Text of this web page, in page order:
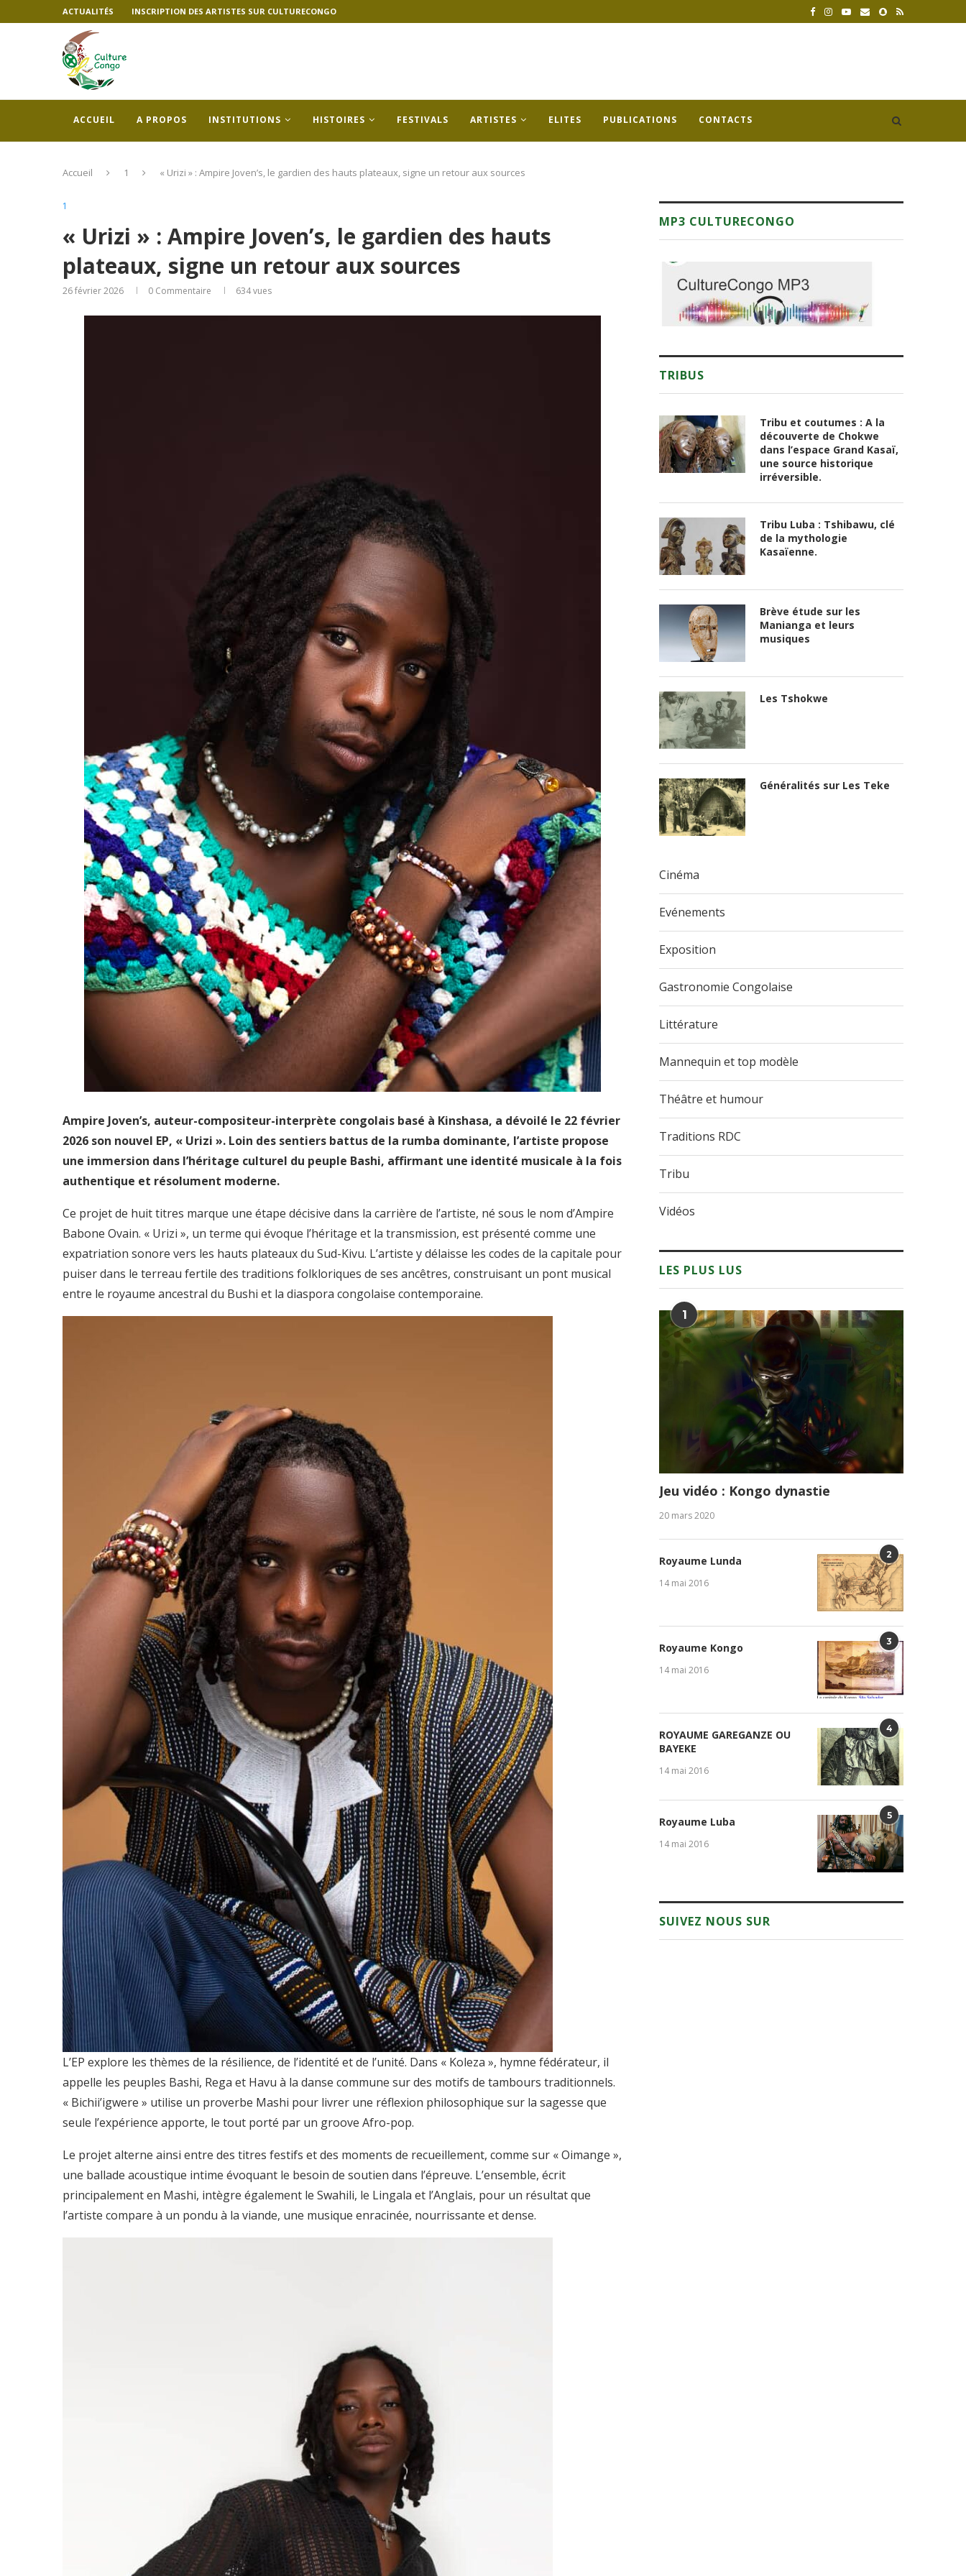
ACTUALITÉS INSCRIPTION DES ARTISTES SUR CULTURECONGO
ACCUEIL A PROPOS INSTITUTIONS HISTOIRES FESTIVALS ARTISTES ELITES PUBLICATIONS CONTACTS
Accueil 1 « Urizi » : Ampire Joven’s, le gardien des hauts plateaux, signe un retour aux sources
1
« Urizi » : Ampire Joven’s, le gardien des hauts
plateaux, signe un retour aux sources
26 février 2026 0 Commentaire 634vues
Ampire Joven’s, auteur-compositeur-interprète congolais basé à Kinshasa, a dévoilé le 22 février
2026 son nouvel EP, « Urizi ». Loin des sentiers battus de la rumba dominante, l’artiste propose
une immersion dans l’héritage culturel du peuple Bashi, affirmant une identité musicale à la fois
authentique et résolument moderne.
Ce projet de huit titres marque une étape décisive dans la carrière de l’artiste, né sous le nom d’Ampire
Babone Ovain. « Urizi », un terme qui évoque l’héritage et la transmission, est présenté comme une
expatriation sonore vers les hauts plateaux du Sud-Kivu. L’artiste y délaisse les codes de la capitale pour
puiser dans le terreau fertile des traditions folkloriques de ses ancêtres, construisant un pont musical
entre le royaume ancestral du Bushi et la diaspora congolaise contemporaine.
L’EP explore les thèmes de la résilience, de l’identité et de l’unité. Dans « Koleza », hymne fédérateur, il
appelle les peuples Bashi, Rega et Havu à la danse commune sur des motifs de tambours traditionnels.
« Bichii’igwere » utilise un proverbe Mashi pour livrer une réflexion philosophique sur la sagesse que
seule l’expérience apporte, le tout porté par un groove Afro-pop.
Le projet alterne ainsi entre des titres festifs et des moments de recueillement, comme sur « Oimange »,
une ballade acoustique intime évoquant le besoin de soutien dans l’épreuve. L’ensemble, écrit
principalement en Mashi, intègre également le Swahili, le Lingala et l’Anglais, pour un résultat que
l’artiste compare à un pondu à la viande, une musique enracinée, nourrissante et dense.
MP3 CULTURECONGO
TRIBUS
Tribu et coutumes : A la
découverte de Chokwe
dans l’espace Grand Kasaï,
une source historique
irréversible.
Tribu Luba : Tshibawu, clé
de la mythologie
Kasaïenne.
Brève étude sur les
Manianga et leurs
musiques
Les Tshokwe
Généralités sur Les Teke
Cinéma
Evénements
Exposition
Gastronomie Congolaise
Littérature
Mannequin et top modèle
Théâtre et humour
Traditions RDC
Tribu
Vidéos
LES PLUS LUS
1
Jeu vidéo : Kongo dynastie
20 mars 2020
2
Royaume Lunda
14 mai 2016
3
Royaume Kongo
14 mai 2016
4
ROYAUME GAREGANZE OU
BAYEKE
14 mai 2016
5
Royaume Luba
14 mai 2016
SUIVEZ NOUS SUR